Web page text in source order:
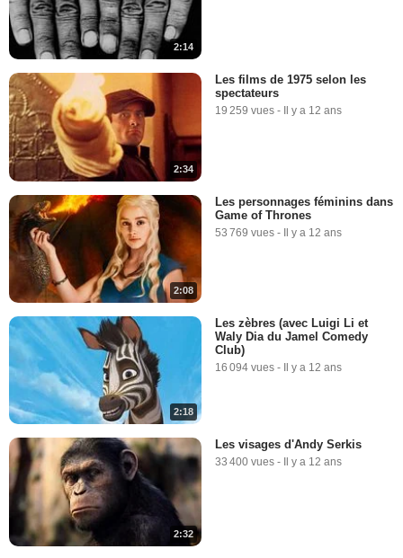
2:14
2:34
Les films de 1975 selon les
spectateurs
19 259 vues - Il y a 12 ans
2:08
Les personnages féminins dans
Game of Thrones
53 769 vues - Il y a 12 ans
2:18
Les zèbres (avec Luigi Li et
Waly Dia du Jamel Comedy
Club)
16 094 vues - Il y a 12 ans
2:32
Les visages d'Andy Serkis
33 400 vues - Il y a 12 ans